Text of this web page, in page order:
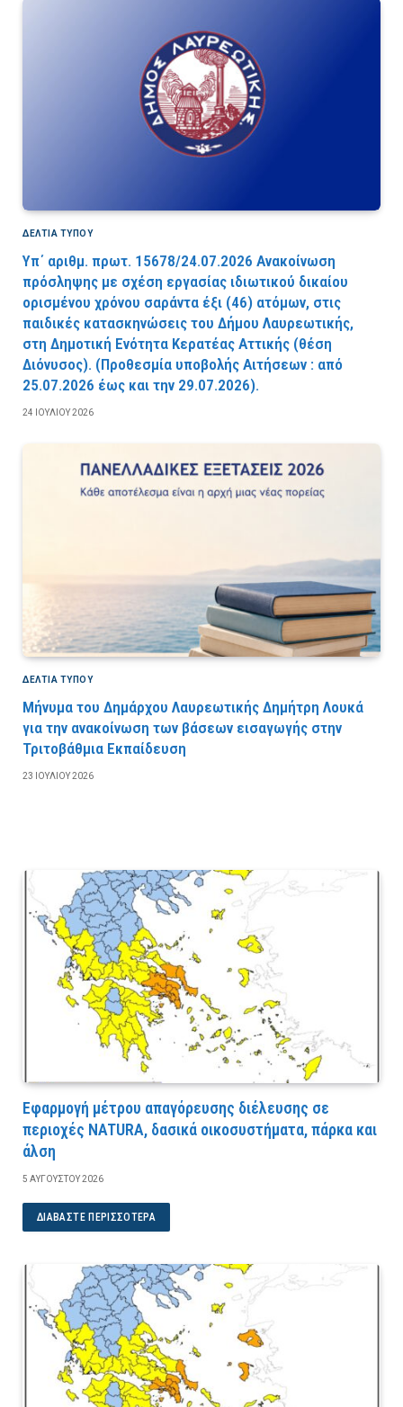
ΔΕΛΤΙΑ ΤΥΠΟΥ
Υπ΄ αριθμ. πρωτ. 15678/24.07.2026 Ανακοίνωση
πρόσληψης με σχέση εργασίας ιδιωτικού δικαίου
ορισμένου χρόνου σαράντα έξι (46) ατόμων, στις
παιδικές κατασκηνώσεις του Δήμου Λαυρεωτικής,
στη Δημοτική Ενότητα Κερατέας Αττικής (θέση
Διόνυσος). (Προθεσμία υποβολής Αιτήσεων : από
25.07.2026 έως και την 29.07.2026).
24 ΙΟΥΛΊΟΥ 2026
ΔΕΛΤΙΑ ΤΥΠΟΥ
Μήνυμα του Δημάρχου Λαυρεωτικής Δημήτρη Λουκά
για την ανακοίνωση των βάσεων εισαγωγής στην
Τριτοβάθμια Εκπαίδευση
23 ΙΟΥΛΊΟΥ 2026
Εφαρμογή μέτρου απαγόρευσης διέλευσης σε
περιοχές NATURA, δασικά οικοσυστήματα, πάρκα και
άλση
5 ΑΥΓΟΎΣΤΟΥ 2026
ΔΙΑΒΆΣΤΕ ΠΕΡΙΣΣΌΤΕΡΑ